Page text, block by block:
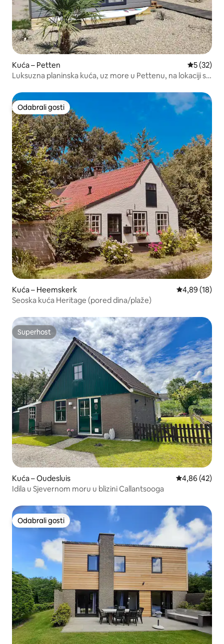
Kuća – Petten Prosječna
5 (32)
Luksuzna planinska kuća, uz more u Pettenu, na lokaciji s
Odabrali gosti
Odabrali gosti
Kuća – Heemskerk Prosječna
4,89 (18)
Seoska kuća Heritage (pored dina/plaže)
Superhost
Superhost
Kuća – Oudesluis Prosječna
4,86 (42)
Idila u Sjevernom moru u blizini Callantsooga
Odabrali gosti
Odabrali gosti